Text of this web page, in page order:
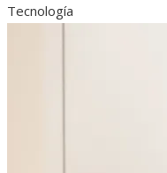
Tecnología